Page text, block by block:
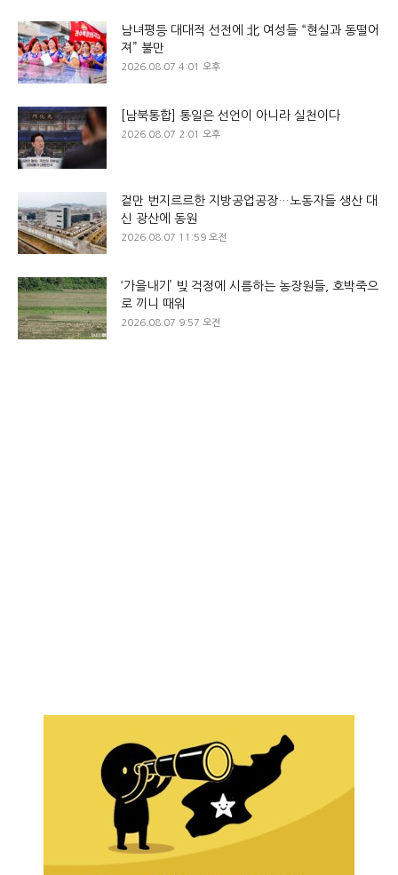
남녀평등 대대적 선전에 北 여성들 “현실과 동떨어
져” 불만
2026.08.07 4:01 오후
[남북통합] 통일은 선언이 아니라 실천이다
2026.08.07 2:01 오후
겉만 번지르르한 지방공업공장…노동자들 생산 대
신 광산에 동원
2026.08.07 11:59 오전
‘가을내기’ 빚 걱정에 시름하는 농장원들, 호박죽으
로 끼니 때워
2026.08.07 9:57 오전